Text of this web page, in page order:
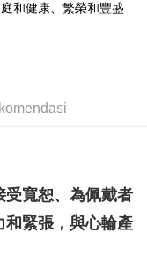
和健康、繁榮和豐盛
受寬恕、為佩戴者
和緊張，與心輪產